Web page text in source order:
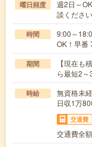
曜日頻度
週2日～
談ください
時間
9:00～
OK！早番
期間
【現在も
ら最短2～
時給
無資格未
日収1万
交通費
交通費全